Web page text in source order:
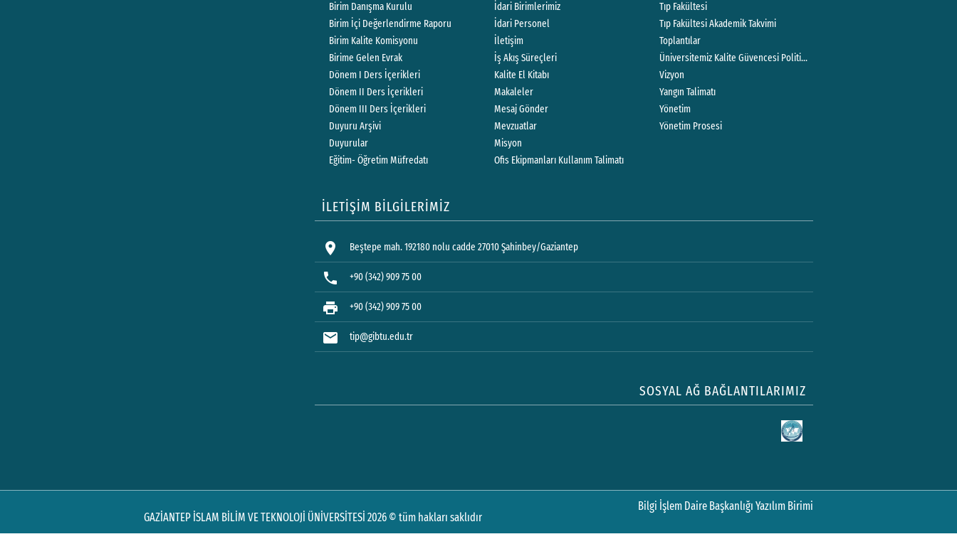
Birim Danışma Kurulu
Birim İçi Değerlendirme Raporu
Birim Kalite Komisyonu
Birime Gelen Evrak
Dönem I Ders İçerikleri
Dönem II Ders İçerikleri
Dönem III Ders İçerikleri
Duyuru Arşivi
Duyurular
Eğitim- Öğretim Müfredatı
İdari Birimlerimiz
İdari Personel
İletişim
İş Akış Süreçleri
Kalite El Kitabı
Makaleler
Mesaj Gönder
Mevzuatlar
Misyon
Ofis Ekipmanları Kullanım Talimatı
Tıp Fakültesi
Tıp Fakültesi Akademik Takvimi
Toplantılar
Üniversitemiz Kalite Güvencesi Politikası
Vizyon
Yangın Talimatı
Yönetim
Yönetim Prosesi
İLETİŞİM BİLGİLERİMİZ
location_on Beştepe mah. 192180 nolu cadde 27010 Şahinbey/Gaziantep
phone +90 (342) 909 75 00
print +90 (342) 909 75 00
mail tip@gibtu.edu.tr
SOSYAL AĞ BAĞLANTILARIMIZ
GAZİANTEP İSLAM BİLİM VE TEKNOLOJİ ÜNİVERSİTESİ 2026 © tüm hakları saklıdır
Bilgi İşlem Daire Başkanlığı Yazılım Birimi